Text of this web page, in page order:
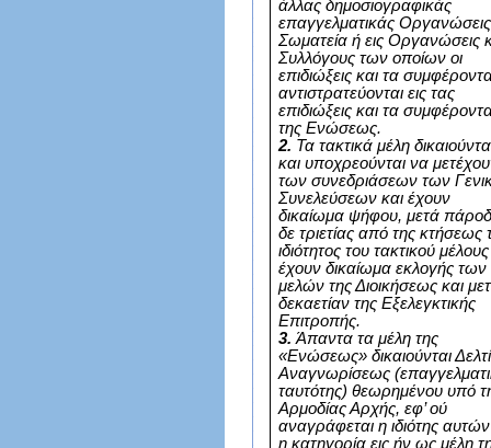
άλλας δημοσιογραφικάς
επαγγελματικάς
Σωματεία ή εις Οργανώσεις
Συλλόγους των οποίων οι
επιδιώξεις και τα
αντιστρατεύονται εις τας
επιδιώξεις και τα
της Ενώσεως.
2. Τα τακτικά μέλη
και υποχρεούνται να
των συνεδριάσεων των
Συνελεύσεων και έχουν
δικαίωμα ψήφου, μετά
δε τριετίας από της κτήσεως
ιδιότητος του τακτικού μέλους
έχουν δικαίωμα εκλογής
μελών της Διοικήσεως και
δεκαετίαν της Εξελεγκτικής
Επιτροπής.
3. Άπαντα τα μέλη της
«Ενώσεως» δικαιούνται
Αναγνωρίσεως
ταυτότης) θεωρημένου υπό
Αρμοδίας Αρχής, εφ’ ού
αναγράφεται η ιδιότης
η κατηγορία εις ήν ως μέλη